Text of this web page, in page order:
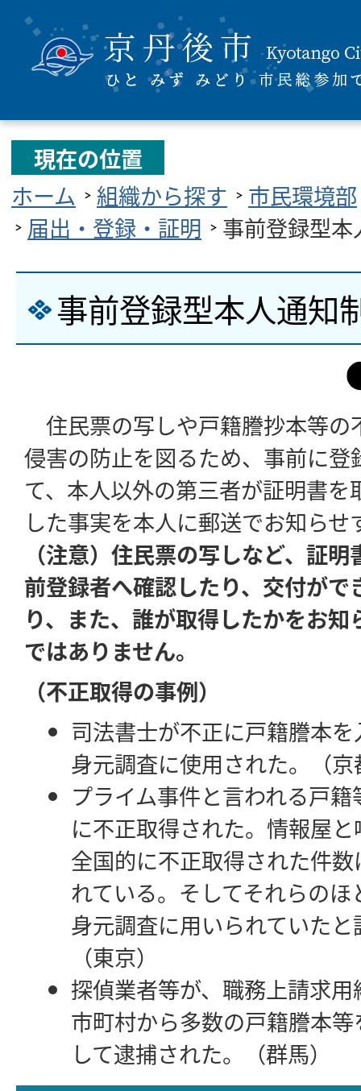
現在の位置
ホーム
組織から探す
市民環境部
届出・登録・証明
事前登録型
事前登録型本人通知
住民票の写しや戸籍謄抄本等の
侵害の防止を図るため、事前に
て、本人以外の第三者が証明書
した事実を本人に郵送でお知らせ
（注意）住民票の写しなど、証
前登録者へ確認したり、交付がで
り、また、誰が取得したかをお
ではありません。
（不正取得の事例）
司法書士が不正に戸籍謄本
身元調査に使用された。（京
プライム事件と言われる戸
に不正取得された。情報屋
全国的に不正取得された件
れている。そしてそれらの
身元調査に用いられていた
（東京）
探偵業者等が、職務上請求
市町村から多数の戸籍謄本
して逮捕された。（群馬）